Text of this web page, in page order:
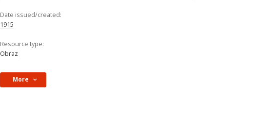
Date issued/created:
1915
Resource type:
Obraz
More